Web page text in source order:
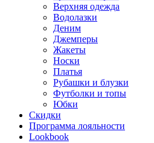
Верхняя одежда
Водолазки
Деним
Джемперы
Жакеты
Носки
Платья
Рубашки и блузки
Футболки и топы
Юбки
Скидки
Программа лояльности
Lookbook